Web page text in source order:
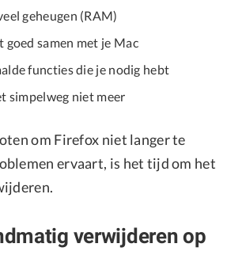
geheugen (RAM)
samen met je Mac
functies die je nodig hebt
simpelweg niet meer
om Firefox niet langer te
ervaart, is het tijd om het
verwijderen op